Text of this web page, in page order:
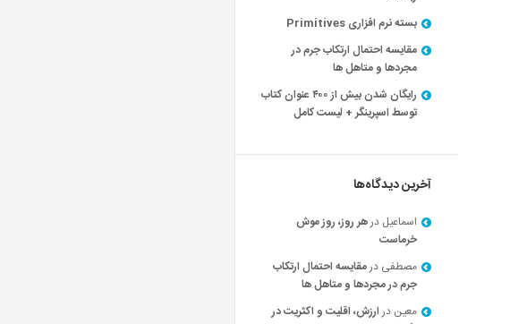
بسته نرم افزاری Primitives
مقایسه احتمال ارتکاب جرم در
مجردها و متاهل ها
رایگان شدن بیش از ۴۰۰ عنوان کتاب
توسط اسپرینگر + لیست کامل
آخرین دیدگاه‌ها
اسماعیل درهر روز، روز موش
خرماست
مصطفی درمقایسه احتمال ارتکاب
جرم در مجردها و متاهل ها
معین درارزش، اقلیت و اکثریت در